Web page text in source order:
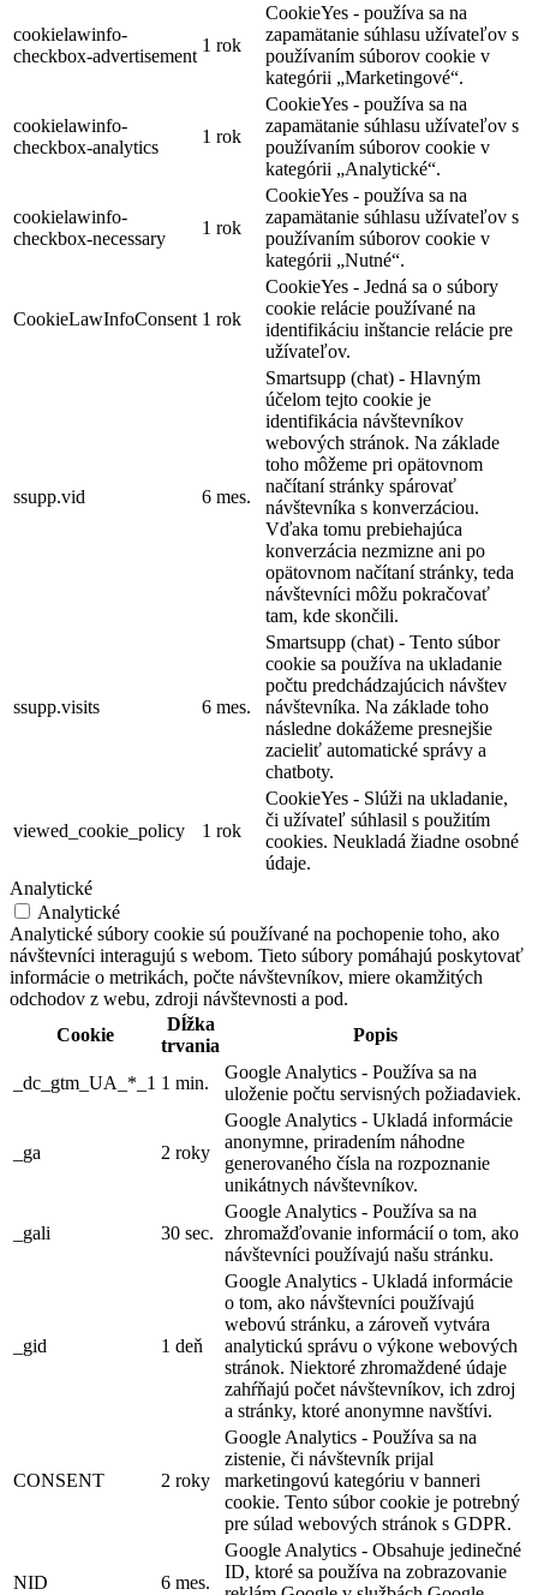
cookielawinfo-
checkbox-advertisement
1 rok
CookieYes - používa sa na
zapamätanie súhlasu užívateľov s
používaním súborov cookie v
kategórii „Marketingové“.
cookielawinfo-
checkbox-analytics
1 rok
CookieYes - používa sa na
zapamätanie súhlasu užívateľov s
používaním súborov cookie v
kategórii „Analytické“.
cookielawinfo-
checkbox-necessary
1 rok
CookieYes - používa sa na
zapamätanie súhlasu užívateľov s
používaním súborov cookie v
kategórii „Nutné“.
CookieLawInfoConsent 1 rok
CookieYes - Jedná sa o súbory
cookie relácie používané na
identifikáciu inštancie relácie pre
užívateľov.
ssupp.vid 6 mes.
Smartsupp (chat) - Hlavným
účelom tejto cookie je
identifikácia návštevníkov
webových stránok. Na základe
toho môžeme pri opätovnom
načítaní stránky spárovať
návštevníka s konverzáciou.
Vďaka tomu prebiehajúca
konverzácia nezmizne ani po
opätovnom načítaní stránky, teda
návštevníci môžu pokračovať
tam, kde skončili.
ssupp.visits 6 mes.
Smartsupp (chat) - Tento súbor
cookie sa používa na ukladanie
počtu predchádzajúcich návštev
návštevníka. Na základe toho
následne dokážeme presnejšie
zacieliť automatické správy a
chatboty.
viewed_cookie_policy 1 rok
CookieYes - Slúži na ukladanie,
či užívateľ súhlasil s použitím
cookies. Neukladá žiadne osobné
údaje.
Analytické
Analytické
Analytické súbory cookie sú používané na pochopenie toho, ako
návštevníci interagujú s webom. Tieto súbory pomáhajú poskytovať
informácie o metrikách, počte návštevníkov, miere okamžitých
odchodov z webu, zdroji návštevnosti a pod.
Cookie
Dĺžka
trvania
Popis
_dc_gtm_UA_*_1 1 min.
Google Analytics - Používa sa na
uloženie počtu servisných požiadaviek.
_ga 2 roky
Google Analytics - Ukladá informácie
anonymne, priradením náhodne
generovaného čísla na rozpoznanie
unikátnych návštevníkov.
_gali 30 sec.
Google Analytics - Používa sa na
zhromažďovanie informácií o tom, ako
návštevníci používajú našu stránku.
_gid 1 deň
Google Analytics - Ukladá informácie
o tom, ako návštevníci používajú
webovú stránku, a zároveň vytvára
analytickú správu o výkone webových
stránok. Niektoré zhromaždené údaje
zahŕňajú počet návštevníkov, ich zdroj
a stránky, ktoré anonymne navštívi.
CONSENT 2 roky
Google Analytics - Používa sa na
zistenie, či návštevník prijal
marketingovú kategóriu v banneri
cookie. Tento súbor cookie je potrebný
pre súlad webových stránok s GDPR.
NID 6 mes.
Google Analytics - Obsahuje jedinečné
ID, ktoré sa používa na zobrazovanie